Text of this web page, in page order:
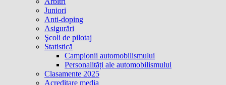
Juniori
Anti-doping
Asigurări
Şcoli de pilotaj
Statistică
Campionii automobilismului
Personalități ale automobilismului
Clasamente 2025
Acreditare media